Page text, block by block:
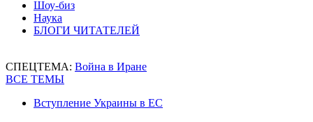
Шоу-биз
Наука
БЛОГИ ЧИТАТЕЛЕЙ
СПЕЦТЕМА: Война в Иране
ВСЕ ТЕМЫ
Вступление Украины в ЕС